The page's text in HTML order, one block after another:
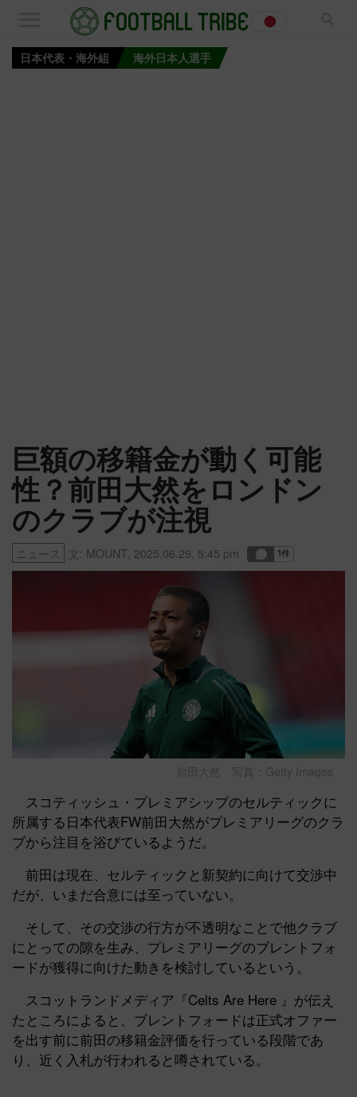
日本代表・海外組 海外日本人選手
巨額の移籍金が動く可能
性？前田大然をロンドン
のクラブが注視
ニュース 文: MOUNT 2025.06.29. 5:45 pm
前田大然 写真：Getty Images
スコティッシュ・プレミアシップのセルティックに
所属する日本代表FW前田大然がプレミアリーグのクラ
ブから注目を浴びているようだ。
前田は現在、セルティックと新契約に向けて交渉中
だが、いまだ合意には至っていない。
そして、その交渉の行方が不透明なことで他クラブ
にとっての隙を生み、プレミアリーグのブレントフォ
ードが獲得に向けた動きを検討しているという。
スコットランドメディア『Celts Are Here 』が伝え
たところによると、ブレントフォードは正式オファー
を出す前に前田の移籍金評価を行っている段階であ
り、近く入札が行われると噂されている。